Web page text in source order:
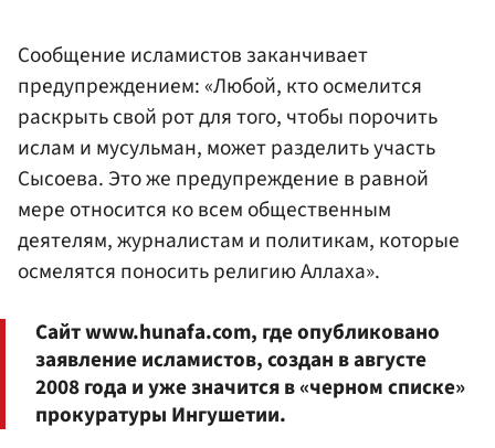
Сообщение исламистов заканчивает
предупреждением: «Любой, кто осмелится
раскрыть свой рот для того, чтобы порочить
ислам и мусульман, может разделить участь
Сысоева. Это же предупреждение в равной
мере относится ко всем общественным
деятелям, журналистам и политикам, которые
осмелятся поносить религию Аллаха».
Сайт www.hunafa.com, где опубликовано
заявление исламистов, создан в августе
2008 года и уже значится в «черном списке»
прокуратуры Ингушетии.